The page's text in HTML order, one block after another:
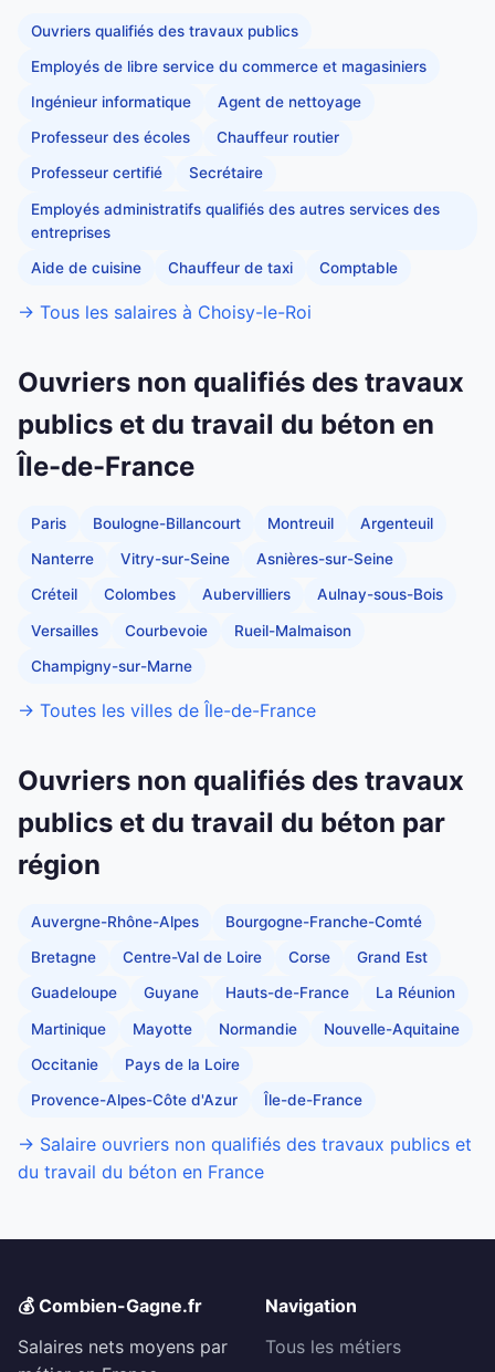
Ouvriers qualifiés des travaux publics
Employés de libre service du commerce et magasiniers
Ingénieur informatique Agent de nettoyage
Professeur des écoles Chauffeur routier
Professeur certifié Secrétaire
Employés administratifs qualifiés des autres services des
entreprises
Aide de cuisine Chauffeur de taxi Comptable
→ Tous les salaires à Choisy-le-Roi
Ouvriers non qualifiés des travaux
publics et du travail du béton en
Île-de-France
Paris Boulogne-Billancourt Montreuil Argenteuil
Nanterre Vitry-sur-Seine Asnières-sur-Seine
Créteil Colombes Aubervilliers Aulnay-sous-Bois
Versailles Courbevoie Rueil-Malmaison
Champigny-sur-Marne
→ Toutes les villes de Île-de-France
Ouvriers non qualifiés des travaux
publics et du travail du béton par
région
Auvergne-Rhône-Alpes Bourgogne-Franche-Comté
Bretagne Centre-Val de Loire Corse Grand Est
Guadeloupe Guyane Hauts-de-France La Réunion
Martinique Mayotte Normandie Nouvelle-Aquitaine
Occitanie Pays de la Loire
Provence-Alpes-Côte d'Azur Île-de-France
→ Salaire ouvriers non qualifiés des travaux publics et
du travail du béton en France
💰 Combien-Gagne.fr
Salaires nets moyens par
Navigation
Tous les métiers